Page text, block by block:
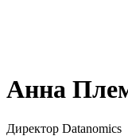
Анна
Директор Datanomics